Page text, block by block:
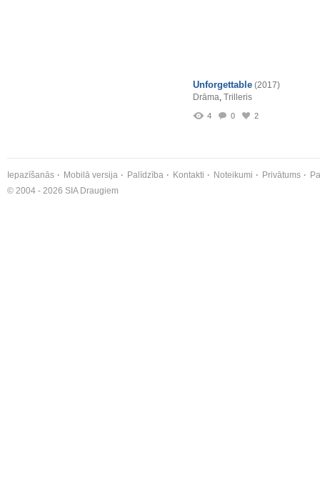
Unforgettable (2017)
Drāma, Trilleris
4 0 2
Iepazīšanās Mobilā versija Palīdzība Kontakti Noteikumi Privātums
© 2004 - 2026 SIA Draugiem